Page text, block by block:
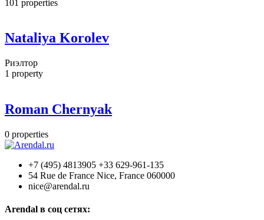
101 properties
Nataliya Korolev
Риэлтор
1 property
Roman Chernyak
0 properties
+7 (495) 4813905 +33 629-961-135
54 Rue de France Nice, France 060000
nice@arendal.ru
Arendal в соц сетях: